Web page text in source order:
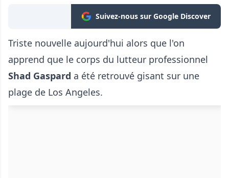
Suivez-nous sur Google Discover
Triste nouvelle aujourd'hui alors que l'on
apprend que le corps du lutteur professionnel
Shad Gaspard a été retrouvé gisant sur une
plage de Los Angeles.